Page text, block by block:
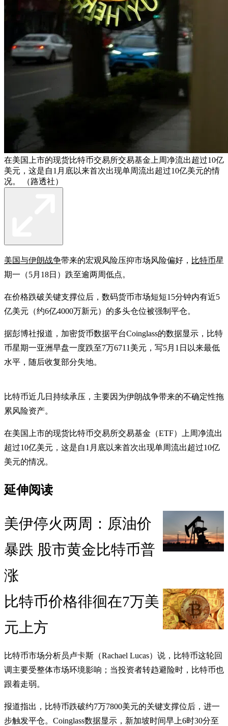
在美国上市的现货比特币交易所交易基金上周净流出超过10亿
美元，这是自1月底以来首次出现单周流出超过10亿美元的情
况。 （路透社）
美国与伊朗战争带来的宏观风险压抑市场风险偏好， 比特币星
期一（5月18日）跌至逾两周低点。
在价格跌破关键支撑位后，数码货币市场短短15分钟内有近5
亿美元（约6亿4000万新元）的多头仓位被强制平仓。
据彭博社报道，加密货币数据平台Coinglass的数据显示，比特
币星期一亚洲早盘一度跌至7万6711美元，写5月1日以来最低
水平，随后收复部分失地。
比特币近几日持续承压，主要因为伊朗战争带来的不确定性拖
累风险资产。
在美国上市的现货比特币交易所交易基金（ETF）上周净流出
超过10亿美元，这是自1月底以来首次出现单周流出超过10亿
美元的情况。
延伸阅读
美伊停火两周：原油价
暴跌 股市黄金比特币普
涨
比特币价格徘徊在7万美
元上方
比特币市场分析员卢卡斯（Rachael Lucas）说，比特币这轮回
调主要受整体市场环境影响；当投资者转趋避险时，比特币也
跟着走弱。
报道指出，比特币跌破约7万7800美元的关键支撑位后，进一
步触发平仓。Coinglass数据显示，新加坡时间早上6时30分至